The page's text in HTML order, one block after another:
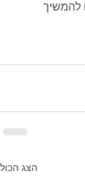
להמשיך
הצג הכול